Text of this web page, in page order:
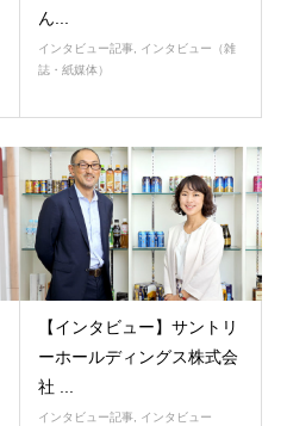
ん...
インタビュー記事
インタビュー（雑
誌・紙媒体）
【インタビュー】サントリ
ーホールディングス株式会
社 ...
インタビュー記事, インタビュー